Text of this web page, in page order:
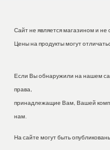
Сайт не является магазином и
Цены на продукты могут
Если Вы обнаружили на нашем
права,
принадлежащие Вам, Вашей
нам.
На сайте могут быть